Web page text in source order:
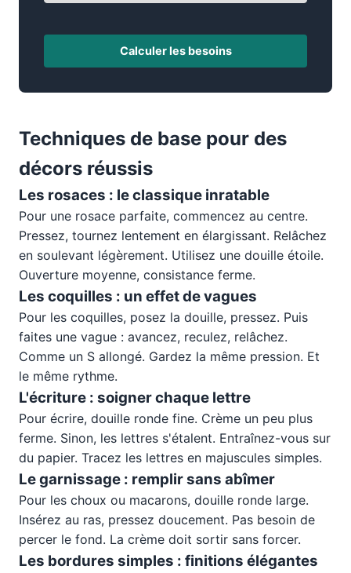
Calculer les besoins
Techniques de base pour des
décors réussis
Les rosaces : le classique inratable
Pour une rosace parfaite, commencez au centre.
Pressez, tournez lentement en élargissant. Relâchez
en soulevant légèrement. Utilisez une douille étoile.
Ouverture moyenne, consistance ferme.
Les coquilles : un effet de vagues
Pour les coquilles, posez la douille, pressez. Puis
faites une vague : avancez, reculez, relâchez.
Comme un S allongé. Gardez la même pression. Et
le même rythme.
L'écriture : soigner chaque lettre
Pour écrire, douille ronde fine. Crème un peu plus
ferme. Sinon, les lettres s'étalent. Entraînez-vous sur
du papier. Tracez les lettres en majuscules simples.
Le garnissage : remplir sans abîmer
Pour les choux ou macarons, douille ronde large.
Insérez au ras, pressez doucement. Pas besoin de
percer le fond. La crème doit sortir sans forcer.
Les bordures simples : finitions élégantes